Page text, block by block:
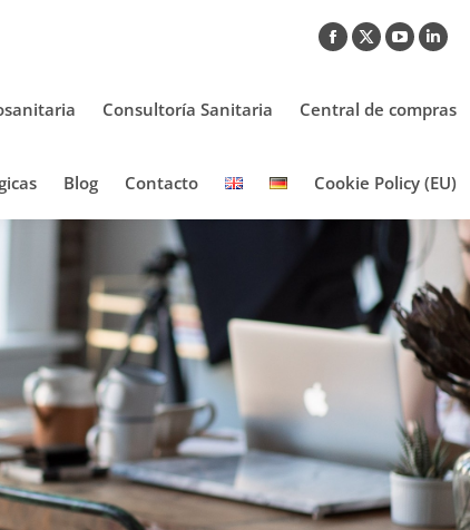
Facebook
opens
window
X
opens
window
opens
window
Consultoría Sanitaria Central de compras
Blog Contacto Cookie Policy (EU)